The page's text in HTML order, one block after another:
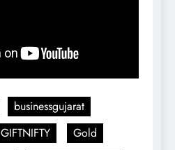
businessgujarat
GIFTNIFTY
Gold